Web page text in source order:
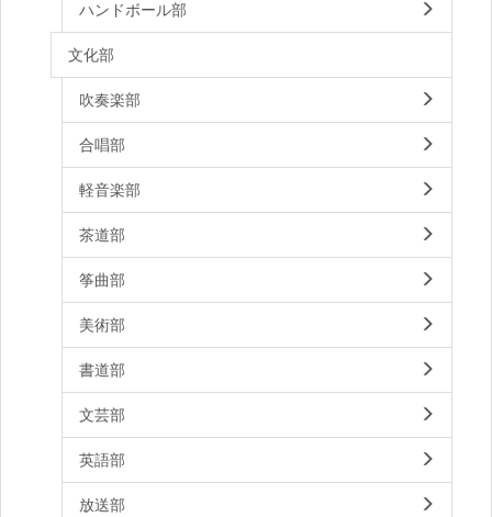
ハンドボール部
文化部
吹奏楽部
合唱部
軽音楽部
茶道部
筝曲部
美術部
書道部
文芸部
英語部
放送部